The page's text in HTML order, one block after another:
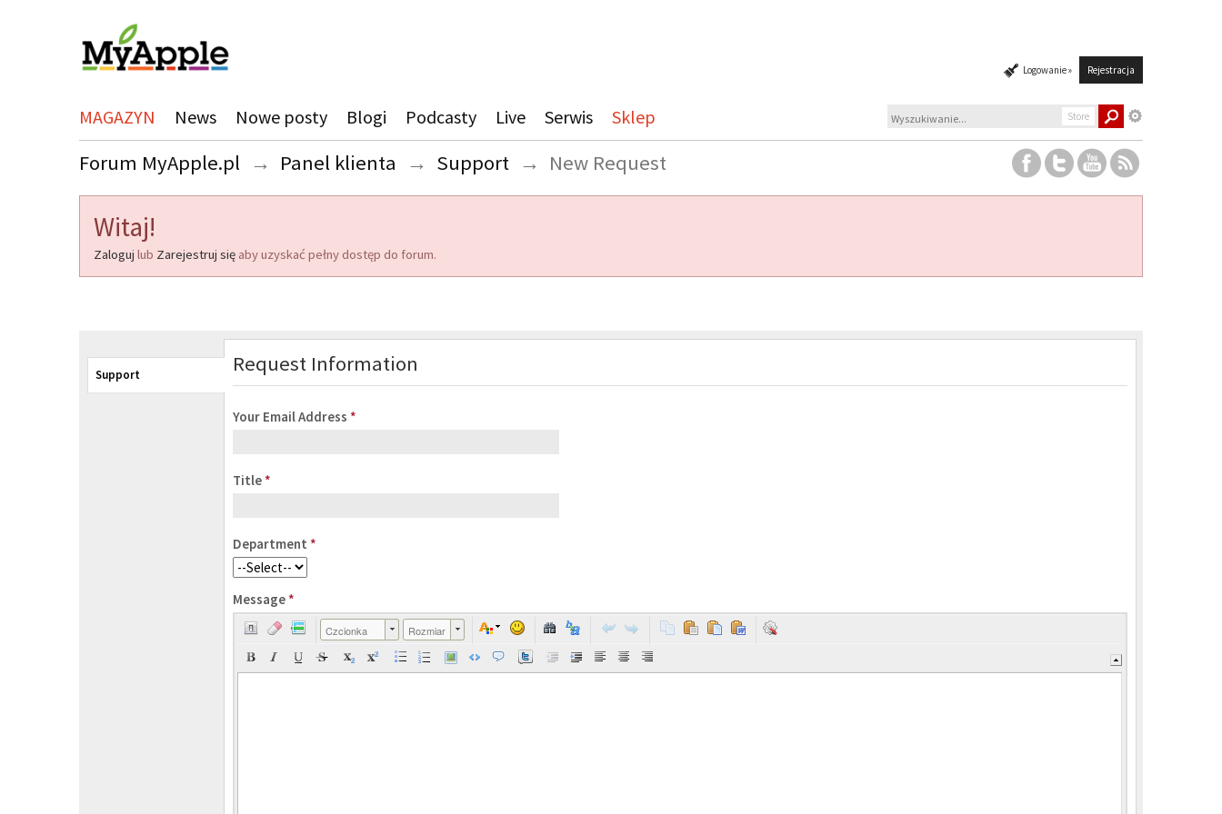
Logowanie » Rejestracja
MAGAZYN News Nowe posty Blogi Podcasty Live Serwis Sklep Store
Forum MyApple.pl → Panel klienta → Support → New Request
Witaj!
Zaloguj lub Zarejestruj się aby uzyskać pełny dostęp do forum.
Support Request Information
Your Email Address *
Title *
Department *
Message *
Czcionka Rozmiar